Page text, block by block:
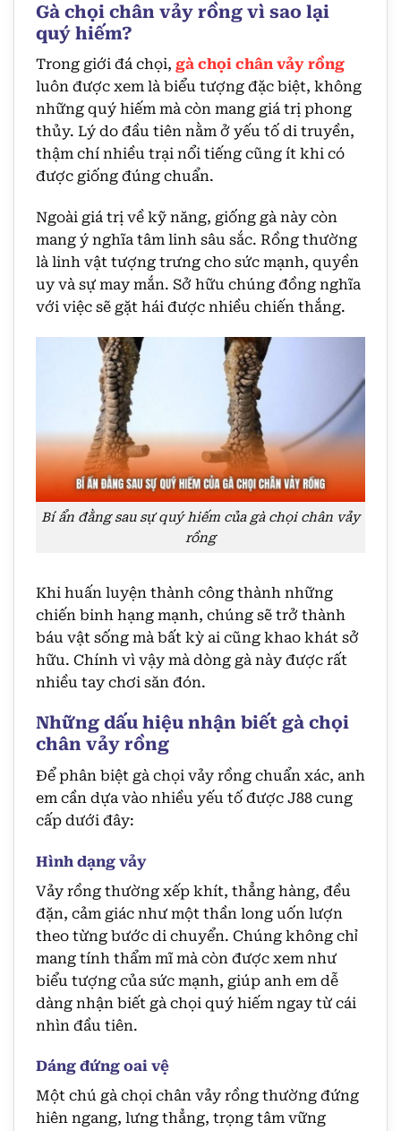
Gà chọi chân vảy rồng vì sao lại
quý hiếm?
Trong giới đá chọi, gà chọi chân vảy rồng
luôn được xem là biểu tượng đặc biệt, không
những quý hiếm mà còn mang giá trị phong
thủy. Lý do đầu tiên nằm ở yếu tố di truyền,
thậm chí nhiều trại nổi tiếng cũng ít khi có
được giống đúng chuẩn.
Ngoài giá trị về kỹ năng, giống gà này còn
mang ý nghĩa tâm linh sâu sắc. Rồng thường
là linh vật tượng trưng cho sức mạnh, quyền
uy và sự may mắn. Sở hữu chúng đồng nghĩa
với việc sẽ gặt hái được nhiều chiến thắng.
Bí ẩn đằng sau sự quý hiếm của gà chọi chân vảy
rồng
Khi huấn luyện thành công thành những
chiến binh hạng mạnh, chúng sẽ trở thành
báu vật sống mà bất kỳ ai cũng khao khát sở
hữu. Chính vì vậy mà dòng gà này được rất
nhiều tay chơi săn đón.
Những dấu hiệu nhận biết gà chọi
chân vảy rồng
Để phân biệt gà chọi vảy rồng chuẩn xác, anh
em cần dựa vào nhiều yếu tố được J88 cung
cấp dưới đây:
Hình dạng vảy
Vảy rồng thường xếp khít, thẳng hàng, đều
đặn, cảm giác như một thần long uốn lượn
theo từng bước di chuyển. Chúng không chỉ
mang tính thẩm mĩ mà còn được xem như
biểu tượng của sức mạnh, giúp anh em dễ
dàng nhận biết gà chọi quý hiếm ngay từ cái
nhìn đầu tiên.
Dáng đứng oai vệ
Một chú gà chọi chân vảy rồng thường đứng
hiên ngang, lưng thẳng, trọng tâm vững